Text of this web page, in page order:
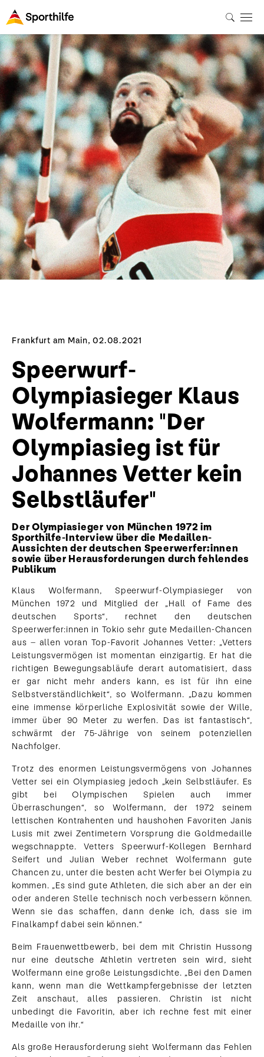
Frankfurt am Main, 02.08.2021
Speerwurf-
Olympiasieger Klaus
Wolfermann: "Der
Olympiasieg ist für
Johannes Vetter kein
Selbstläufer"
Der Olympiasieger von München 1972 im
Sporthilfe-Interview über die Medaillen-
Aussichten der deutschen Speerwerfer:innen
sowie über Herausforderungen durch fehlendes
Publikum
Klaus Wolfermann, Speerwurf-Olympiasieger von
München 1972 und Mitglied der „Hall of Fame des
deutschen Sports“, rechnet den deutschen
Speerwerfer:innen in Tokio sehr gute Medaillen-Chancen
aus – allen voran Top-Favorit Johannes Vetter: „Vetters
Leistungsvermögen ist momentan einzigartig. Er hat die
richtigen Bewegungsabläufe derart automatisiert, dass
er gar nicht mehr anders kann, es ist für ihn eine
Selbstverständlichkeit“, so Wolfermann. „Dazu kommen
eine immense körperliche Explosivität sowie der Wille,
immer über 90 Meter zu werfen. Das ist fantastisch“,
schwärmt der 75-Jährige von seinem potenziellen
Nachfolger.
Trotz des enormen Leistungsvermögens von Johannes
Vetter sei ein Olympiasieg jedoch „kein Selbstläufer. Es
gibt bei Olympischen Spielen auch immer
Überraschungen“, so Wolfermann, der 1972 seinem
lettischen Kontrahenten und haushohen Favoriten Janis
Lusis mit zwei Zentimetern Vorsprung die Goldmedaille
wegschnappte. Vetters Speerwurf-Kollegen Bernhard
Seifert und Julian Weber rechnet Wolfermann gute
Chancen zu, unter die besten acht Werfer bei Olympia zu
kommen. „Es sind gute Athleten, die sich aber an der ein
oder anderen Stelle technisch noch verbessern können.
Wenn sie das schaffen, dann denke ich, dass sie im
Finalkampf dabei sein können.“
Beim Frauenwettbewerb, bei dem mit Christin Hussong
nur eine deutsche Athletin vertreten sein wird, sieht
Wolfermann eine große Leistungsdichte. „Bei den Damen
kann, wenn man die Wettkampfergebnisse der letzten
Zeit anschaut, alles passieren. Christin ist nicht
unbedingt die Favoritin, aber ich rechne fest mit einer
Medaille von ihr.“
Als große Herausforderung sieht Wolfermann das Fehlen